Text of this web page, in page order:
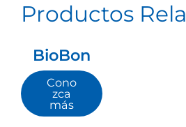
Productos
BioBon
Cono
zca
más